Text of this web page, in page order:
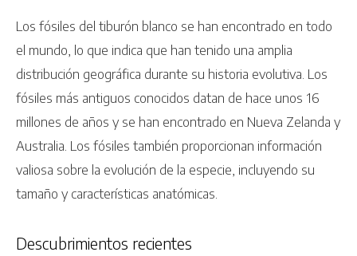
Los fósiles del tiburón blanco se han encontrado en todo
el mundo, lo que indica que han tenido una amplia
distribución geográfica durante su historia evolutiva. Los
fósiles más antiguos conocidos datan de hace unos 16
millones de años y se han encontrado en Nueva Zelanda y
Australia. Los fósiles también proporcionan información
valiosa sobre la evolución de la especie, incluyendo su
tamaño y características anatómicas.
Descubrimientos recientes